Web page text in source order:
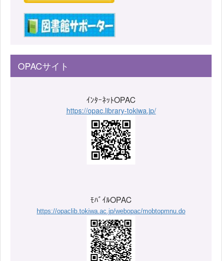
OPACサイト
ｲﾝﾀｰﾈｯﾄOPAC
https://opac.library-tokiwa.jp/
ﾓﾊﾞｲﾙOPAC
https://opaclib.tokiwa.ac.jp/webopac/mobtopmnu.do